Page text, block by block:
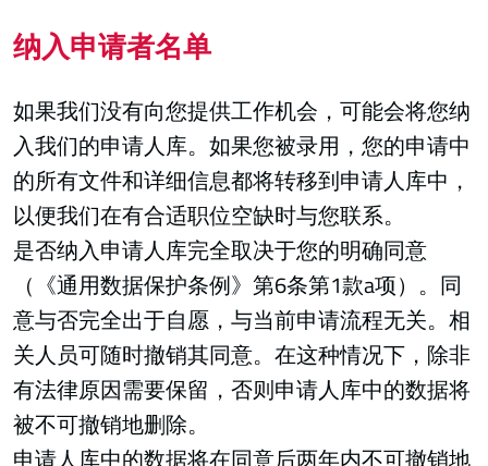
纳入申请者名单
如果我们没有向您提供工作机会，可能会将您纳
入我们的申请人库。如果您被录用，您的申请中
的所有文件和详细信息都将转移到申请人库中，
以便我们在有合适职位空缺时与您联系。
是否纳入申请人库完全取决于您的明确同意
（《通用数据保护条例》第6条第1款a项）。同
意与否完全出于自愿，与当前申请流程无关。相
关人员可随时撤销其同意。在这种情况下，除非
有法律原因需要保留，否则申请人库中的数据将
被不可撤销地删除。
申请人库中的数据将在同意后两年内不可撤销地